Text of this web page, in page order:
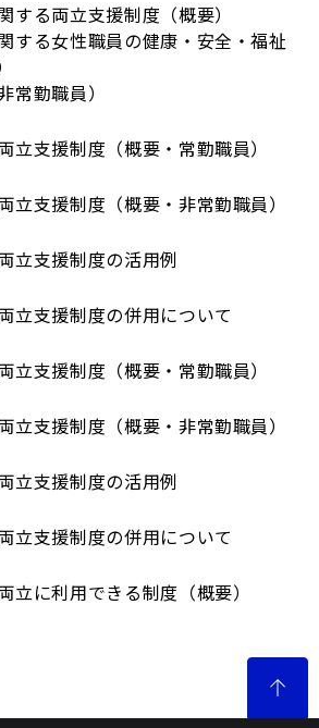
する両立支援制度（概要）
する女性職員の健康・安全・福祉
勤職員）
立支援制度（概要・常勤職員）
立支援制度（概要・非常勤職員）
立支援制度の活用例
立支援制度の併用について
立支援制度（概要・常勤職員）
立支援制度（概要・非常勤職員）
立支援制度の活用例
立支援制度の併用について
立に利用できる制度（概要）